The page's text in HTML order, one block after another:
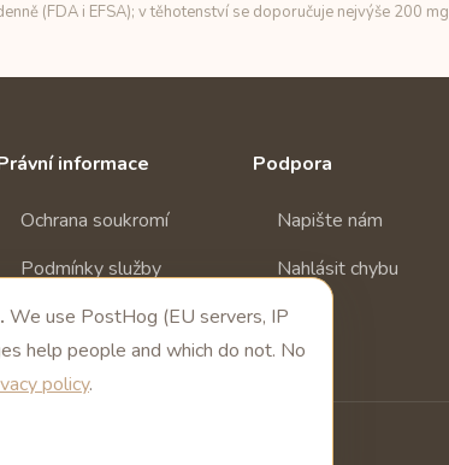
(FDA i EFSA); v těhotenství se doporučuje nejvýše 200 mg
informace
Ochrana soukromí
Podmínky služby
Smazání účtu
Podpora
Napište nám
Nahlásit chybu
We use PostHog (EU servers, IP
help people and which do not. No
policy.